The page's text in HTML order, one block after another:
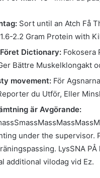
Sort until an Atch Få
2.2 Gram Protein with
Dictionary: Fokosera
Bättre Muskelklongakt
movement: För
du Utför, Eller
är Avgörande:
under the supervisor.
LysSNA
additional vilodag vid Ez.